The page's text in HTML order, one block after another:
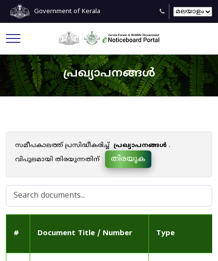
Government of Kerala
പ്രഖ്യാപനങ്ങൾ
സമീപകാലത്ത് പ്രസിദ്ധീകരിച്ച് പ്രഖ്യാപനങ്ങൾ .
വിപുലമായി തിരയുന്നതിന്
തിരയുക
# Document Title / Number Type